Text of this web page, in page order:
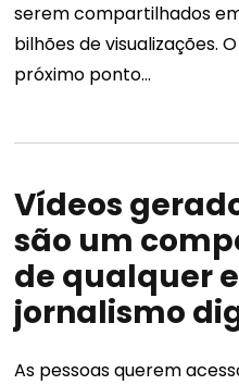
serem compartilhados
bilhões de visualizações.
próximo ponto…
Vídeos
são um
de qualquer
jornalismo
As pessoas querem